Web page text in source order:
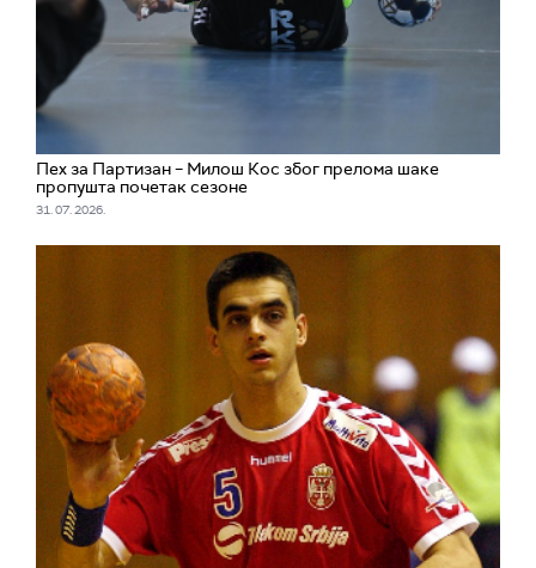
Пех за Партизан – Милош Кос због прелома шаке
пропушта почетак сезоне
31. 07. 2026.